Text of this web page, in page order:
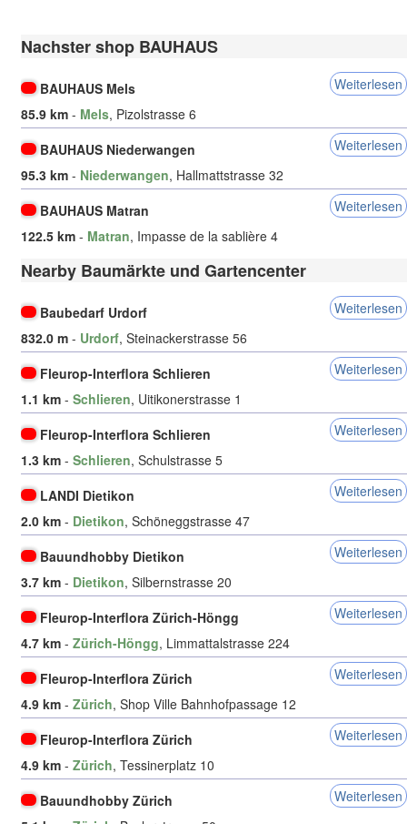
Nachster shop BAUHAUS
BAUHAUS Mels
Weiterlesen
85.9 km - Mels, Pizolstrasse 6
BAUHAUS Niederwangen
Weiterlesen
95.3 km - Niederwangen, Hallmattstrasse 32
BAUHAUS Matran
Weiterlesen
122.5 km - Matran, Impasse de la sablière 4
Nearby Baumärkte und Gartencenter
Baubedarf Urdorf
Weiterlesen
832.0 m - Urdorf, Steinackerstrasse 56
Fleurop-Interflora Schlieren
Weiterlesen
1.1 km - Schlieren, Uitikonerstrasse 1
Fleurop-Interflora Schlieren
Weiterlesen
1.3 km - Schlieren, Schulstrasse 5
LANDI Dietikon
Weiterlesen
2.0 km - Dietikon, Schöneggstrasse 47
Bauundhobby Dietikon
Weiterlesen
3.7 km - Dietikon, Silbernstrasse 20
Fleurop-Interflora Zürich-Höngg
Weiterlesen
4.7 km - Zürich-Höngg, Limmattalstrasse 224
Fleurop-Interflora Zürich
Weiterlesen
4.9 km - Zürich, Shop Ville Bahnhofpassage 12
Fleurop-Interflora Zürich
Weiterlesen
4.9 km - Zürich, Tessinerplatz 10
Bauundhobby Zürich
Weiterlesen